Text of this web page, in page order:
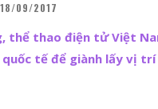
18/09/2017
thể thao điện tử Việt
tế để giành lấy vị trí